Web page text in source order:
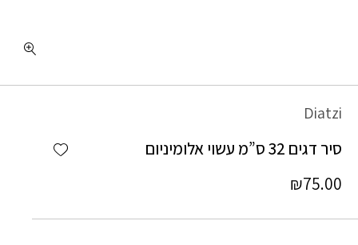
Diatzi
wishlist
סיר דגים 32 ס”מ עשוי אלומיניום
₪75.00